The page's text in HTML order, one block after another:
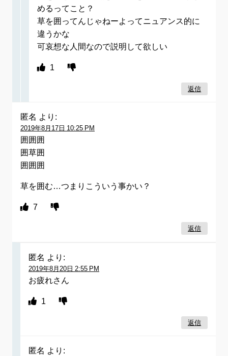
めるってこと？
草を囲ってんじゃねーよってニュアンス的に
違うかな
可哀想な人間なので説明して欲しい
1
返信
匿名 より:
2019年8月17日 10:25 PM
囲囲囲
囲草囲
囲囲囲
草を囲む…つまりこういう事かい？
7
返信
匿名 より:
2019年8月20日 2:55 PM
お疲れさん
1
返信
匿名 より: